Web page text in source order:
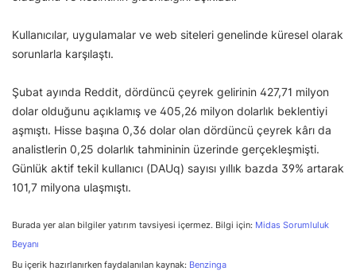
Kullanıcılar, uygulamalar ve web siteleri genelinde küresel olarak
sorunlarla karşılaştı.
Şubat ayında Reddit, dördüncü çeyrek gelirinin 427,71 milyon
dolar olduğunu açıklamış ve 405,26 milyon dolarlık beklentiyi
aşmıştı. Hisse başına 0,36 dolar olan dördüncü çeyrek kârı da
analistlerin 0,25 dolarlık tahmininin üzerinde gerçekleşmişti.
Günlük aktif tekil kullanıcı (DAUq) sayısı yıllık bazda 39% artarak
101,7 milyona ulaşmıştı.
Burada yer alan bilgiler yatırım tavsiyesi içermez. Bilgi için: Midas Sorumluluk
Beyanı
Bu içerik hazırlanırken faydalanılan kaynak: Benzinga